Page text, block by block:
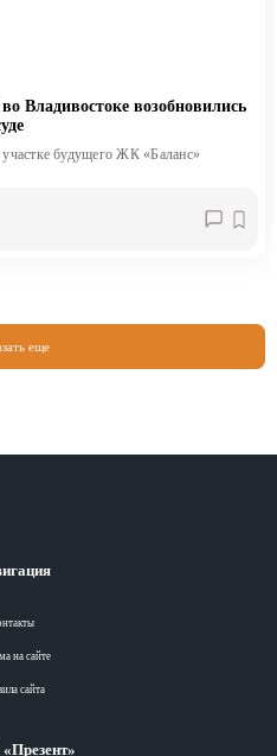
Владивостоке возобновились
участке будущего ЖК «Баланс»
еще
на сайте
сайта